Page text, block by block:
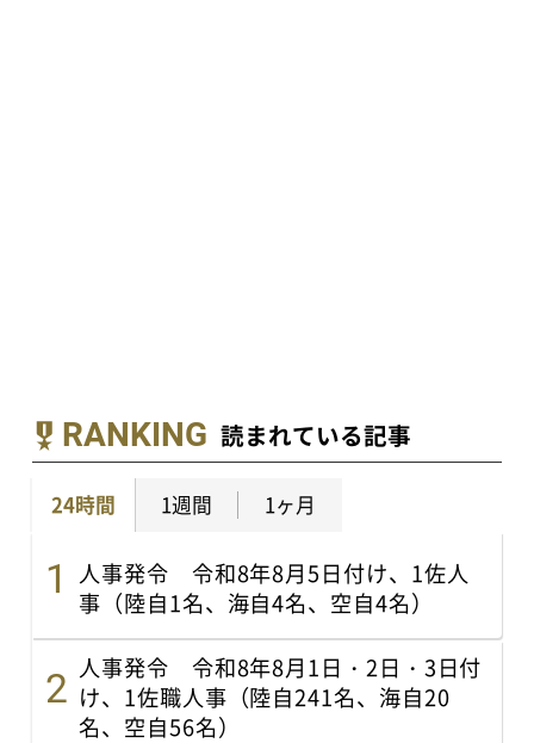
RANKING 読まれている記事
24時間 1週間 1ヶ月
人事発令 令和8年8月5日付け、1佐人
事（陸自1名、海自4名、空自4名）
人事発令 令和8年8月1日・2日・3日付
け、1佐職人事（陸自241名、海自20
名、空自56名）